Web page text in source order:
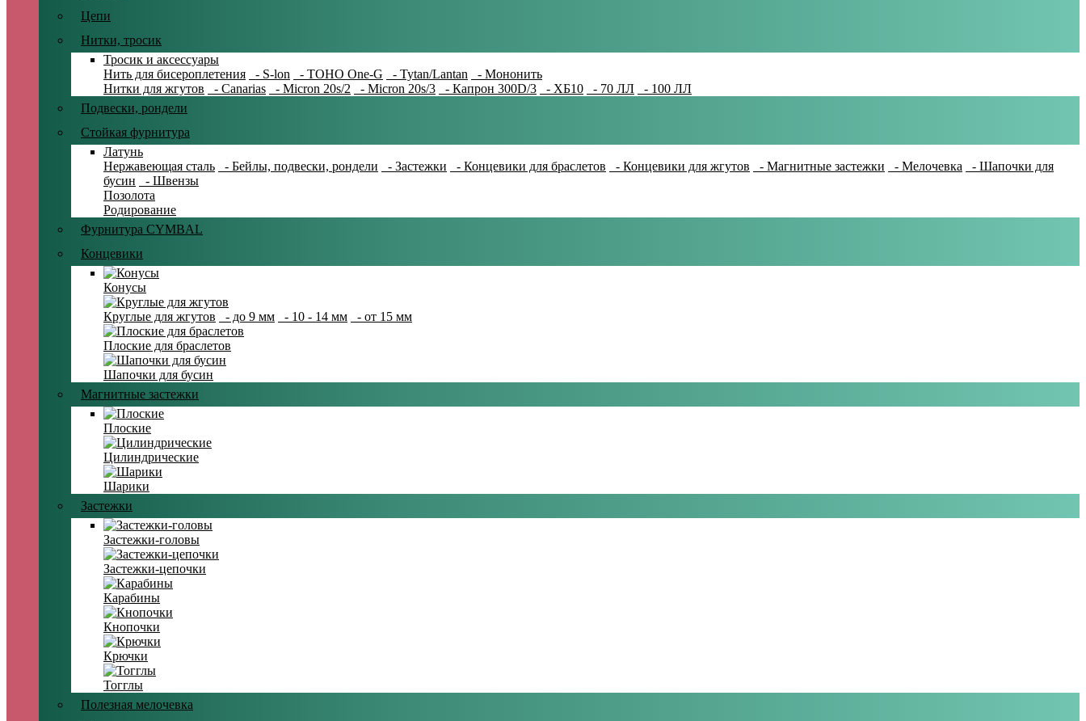
Цепи
Нитки, тросик
Тросик и аксессуары
Нить для бисероплетения
- S-lon - TOHO One-G - Tytan/Lantan
- Мононить
Нитки для жгутов
- Canarias - Micron 20s/2 - Micron 20s/3 - Капрон 300D/3 - ХБ10 - 70 ЛЛ
- 100 ЛЛ
Подвески, рондели
Стойкая фурнитура
Латунь
Нержавеющая сталь
- Бейлы, подвески, рондели - Застежки - Концевики для браслетов - Концевики для жгутов - Магнитные застежки - Мелочевка
- Шапочки для
бусин
- Швензы
Позолота
Родирование
Фурнитура CYMBAL
Концевики
Конусы
Круглые для жгутов - до 9 мм - 10 - 14 мм - от 15 мм
Плоские для браслетов
Шапочки для бусин
Магнитные застежки
Плоские
Цилиндрические
Шарики
Застежки
Застежки-головы
Застежки-цепочки
Карабины
Кнопочки
Крючки
Тогглы
Полезная мелочевка